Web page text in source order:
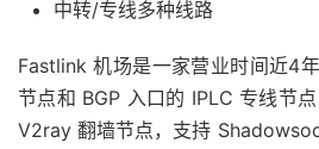
中转/专线多种线路
Fastlink 机场是一家营业时间近4
节点和 BGP 入口的 IPLC 专线节
V2ray 翻墙节点，支持